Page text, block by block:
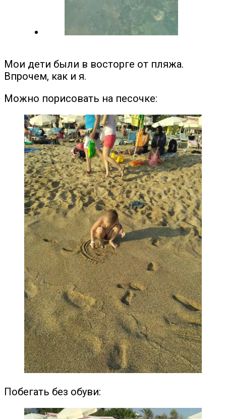
Мои дети были в восторге от пляжа.
Впрочем, как и я.
Можно порисовать на песочке:
Побегать без обуви: